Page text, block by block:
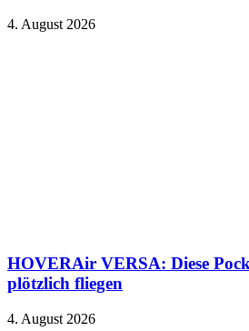
4. August 2026
HOVERAir VERSA: Diese
plötzlich fliegen
4. August 2026